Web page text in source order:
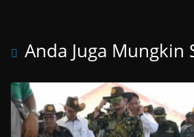
Anda Juga Mungkin